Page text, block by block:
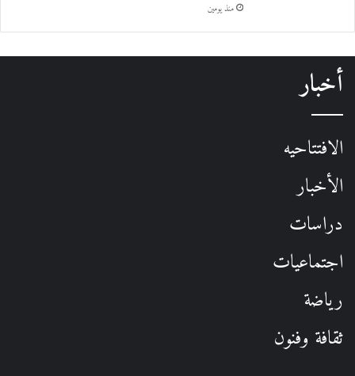
منذ يومين
أخبار
الافتتاحيه
الأخبار
دراسات
اجتماعيات
رياضة
ثقافة وفنون